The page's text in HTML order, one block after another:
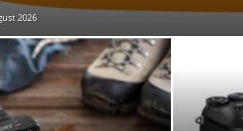
2026